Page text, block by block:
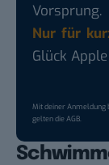
Vorsprung.
Nur für
Glück
Mit deiner Anmeldung
gelten dieAGB.